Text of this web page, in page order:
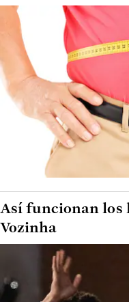
Así funcionan los
Vozinha